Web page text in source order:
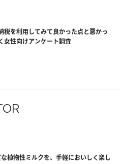
税を利用してみて良かった点と悪かっ
性向けアンケート調査
植物性ミルクを、手軽においしく楽し